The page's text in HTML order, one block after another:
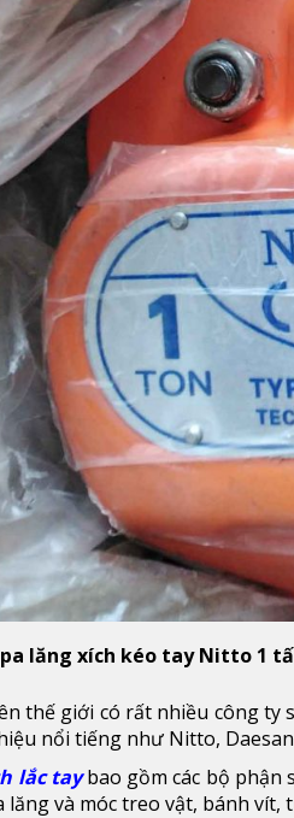
lăng xích kéo tay Nitto 1
thế giới có rất nhiều công ty
nổi tiếng như Nitto, Daesan
lắc taybao gồm các bộ phận
lăng và móc treo vật, bánh vít,